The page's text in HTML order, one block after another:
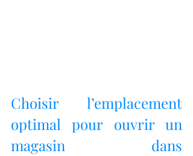
Choisir l’emplacement
optimal pour ouvrir un
magasin dans